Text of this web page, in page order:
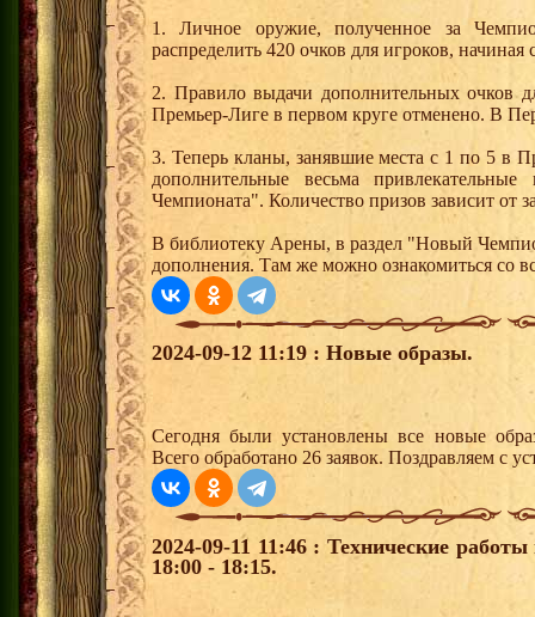
1. Личное оружие, полученное за
распределить 420 очков для игроков, начиная
2. Правило выдачи дополнительных очков
Премьер-Лиге в первом круге отменено. В
3. Теперь кланы, занявшие места с 1 по 5 в
дополнительные весьма
Чемпионата". Количество призов зависит от
В библиотеку Арены, в раздел "Новый
дополнения. Там же можно ознакомиться со
2024-09-12 11:19 : Новые образы.
Сегодня были установлены все новые
Всего обработано 26 заявок. Поздравляем с
2024-09-11 11:46 : Технические
18:00 - 18:15.